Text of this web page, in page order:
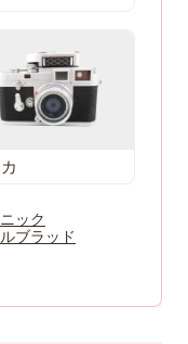
ック
ブラッド